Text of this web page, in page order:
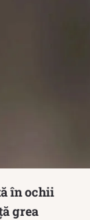
în ochii
grea